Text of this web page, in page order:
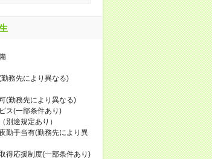
務先により異なる)
(勤務先により異なる)
ス(一部条件あり)
別途規定あり）
勤手当有(勤務先により異
得応援制度(一部条件あり)